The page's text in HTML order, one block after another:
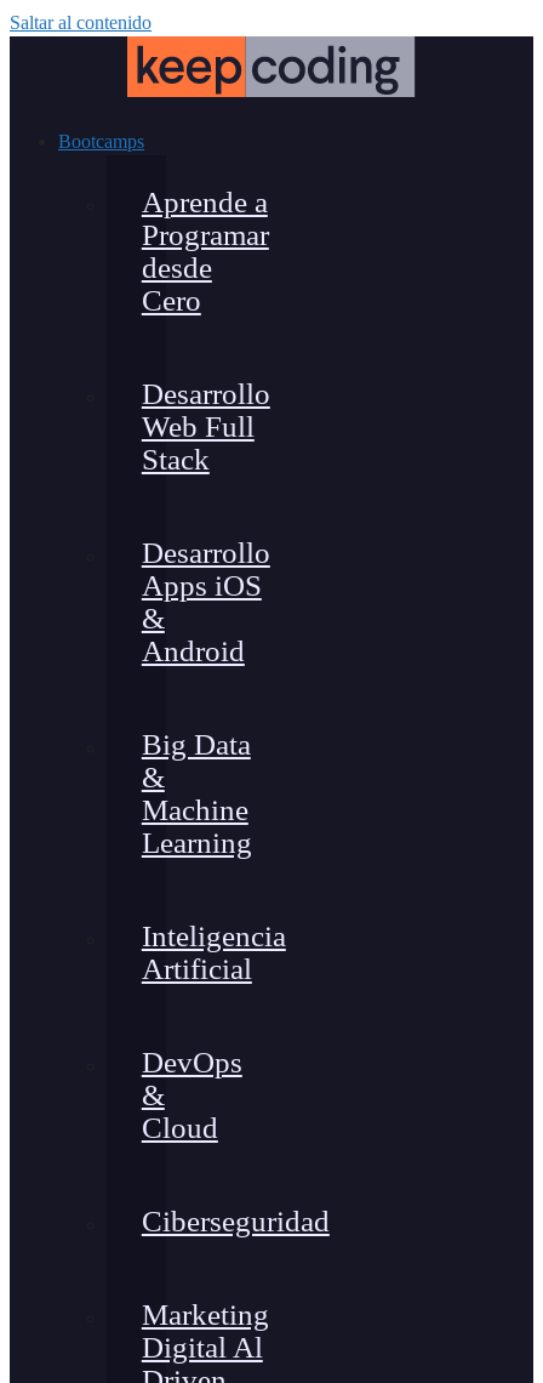
Saltar al contenido
Bootcamps
Aprende a
Programar
desde
Cero
Desarrollo
Web Full
Stack
Desarrollo
Apps iOS
&
Android
Big Data
&
Machine
Learning
Inteligencia
Artificial
DevOps
&
Cloud
Ciberseguridad
Marketing
Digital Al